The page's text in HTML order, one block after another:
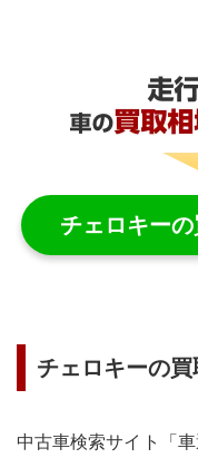
チェロキーの
チェロキーの買
中古車検索サイト「